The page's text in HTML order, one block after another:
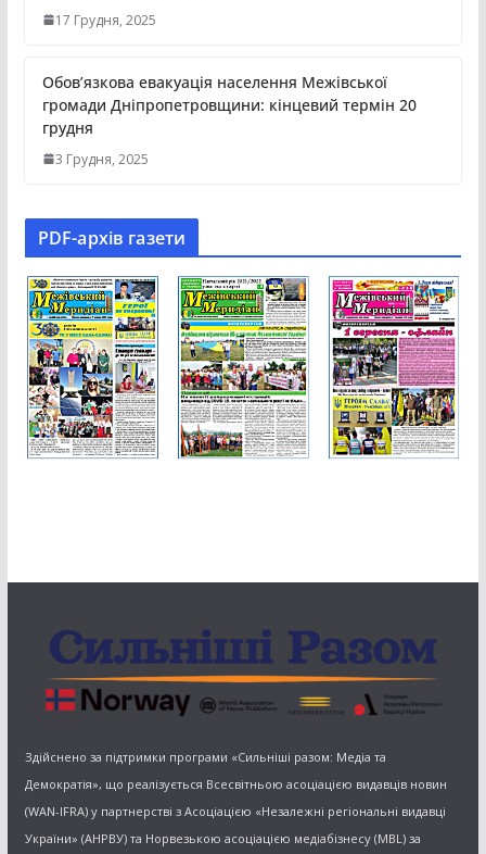
17 Грудня, 2025
Обов’язкова евакуація населення Межівської
громади Дніпропетровщини: кінцевий термін 20
грудня
3 Грудня, 2025
PDF-aрхів газети
Здійснено за підтримки програми «Сильніші разом: Медіа та
Демократія», що реалізується Всесвітньою асоціацією видавців новин
(WAN-IFRA) у партнерстві з Асоціацією «Незалежні регіональні видавці
України» (АНРВУ) та Норвезькою асоціацією медіабізнесу (MBL) за